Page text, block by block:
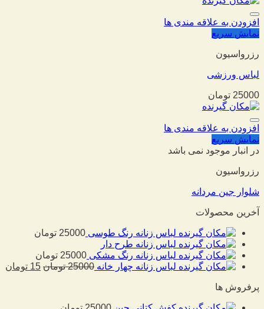
افزودن به علاقه مندی ها
نمایش سریع
رزرواسیون
لباس ورزشی
25000 تومان
افزودن به علاقه مندی ها
نمایش سریع
در انبار موجود نمی باشد
رزرواسیون
شلوار جین مردانه
آخرین محصولات
لباس زنانه رنگ طوسی 25000 تومان
لباس زنانه طرح دار
لباس زنانه رنگ مشکی 25000 تومان
لباس زنانه چهار خانه 25000 تومان 15 تومان
پرفروش ها